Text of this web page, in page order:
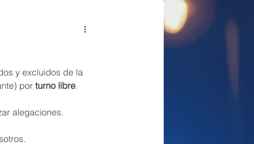
y excluidos de la
por turno libre.
alegaciones.